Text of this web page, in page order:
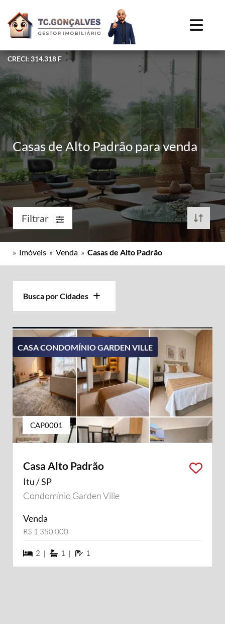
CRECI: 314.318 F
Casas de Alto Padrão para venda
Filtrar
» Imóveis » Venda » Casas de Alto Padrão
Busca por Cidades
CASA CONDOMÍNIO GARDEN VILLE
CAP0001
Casa Alto Padrão
Itu / SP
Condomínio Garden Ville
Venda
R$ 1.350.000
2 dormiórios
2 | 1 suítes
1 | 1 banheiros
1